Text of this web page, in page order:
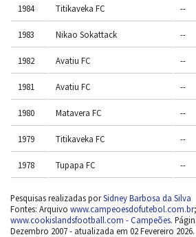
1984 Titikaveka FC --
1983 Nikao Sokattack --
1982 Avatiu FC --
1981 Avatiu FC --
1980 Matavera FC --
1979 Titikaveka FC --
1978 Tupapa FC --
Pesquisas realizadas porSidney Barbosa da Silva
Fontes: Arquivo www.campeoesdofutebol.com.br
www.cookislandsfootball.com - Campeões.
Dezembro 2007 - atualizada em 02 Fevereiro 2026.